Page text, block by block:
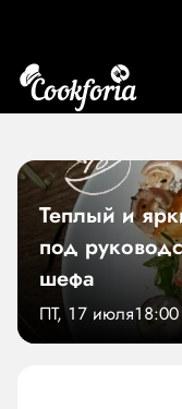
Теплый и
под
шефа
ПТ, 17 июля